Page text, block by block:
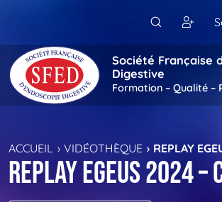
Société Française
Digestive
Formation – Qualité –
ACCUEIL VIDÉOTHÈQUE REPLAY
Replay EGEUS 2024 –